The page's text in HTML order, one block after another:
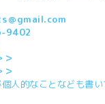
＠gmail.com
9402
＞
＞
人的なことなども書い